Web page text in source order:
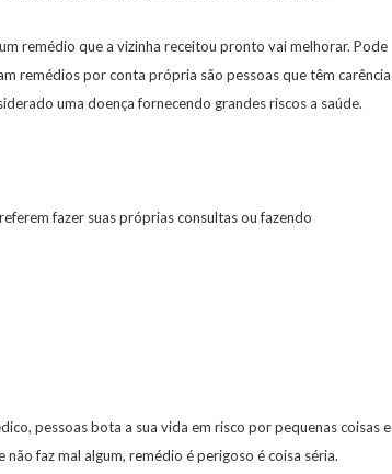
remédio que a vizinha receitou pronto vai melhorar. Pode
remédios por conta própria são pessoas que têm carência
uma doença fornecendo grandes riscos a saúde.
fazer suas próprias consultas ou fazendo
pessoas bota a sua vida em risco por pequenas coisas e
faz mal algum, remédio é perigoso é coisa séria.